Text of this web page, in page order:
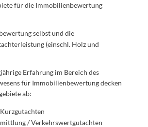
für die Immobilienbewertung
selbst und die
(einschl. Holz und
Erfahrung im Bereich des
für Immobilienbewertung decken
ab:
/ Verkehrswertgutachten